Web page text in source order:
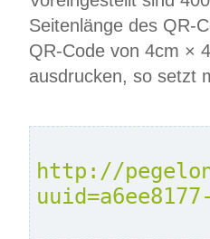
Seitenlänge des QR-
QR-Code von 4cm ×
ausdrucken, so setzt
http://